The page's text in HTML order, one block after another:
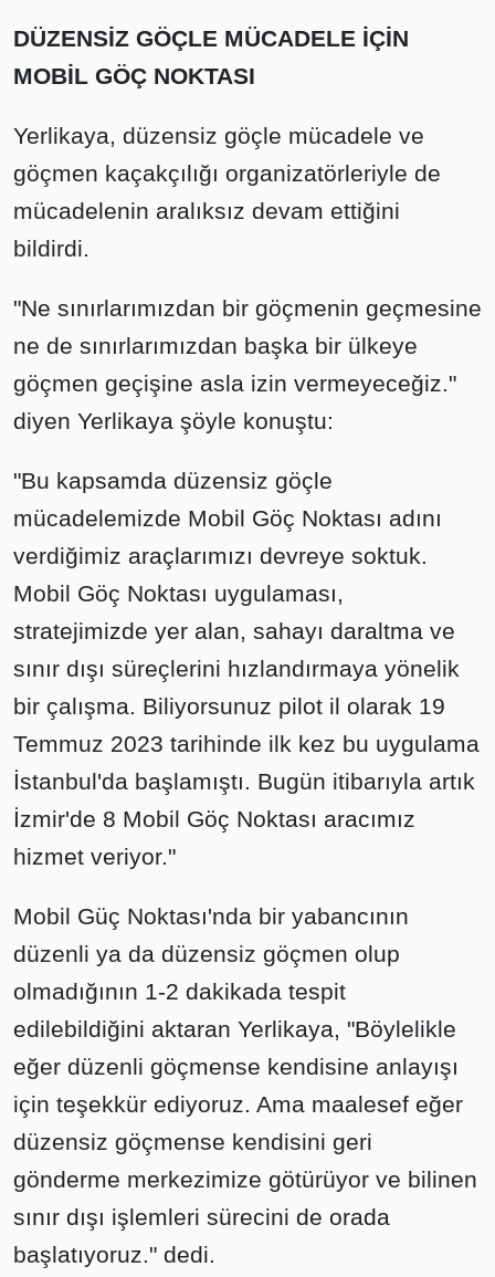
DÜZENSİZ GÖÇLE MÜCADELE İÇİN
MOBİL GÖÇ NOKTASI
Yerlikaya, düzensiz göçle mücadele ve
göçmen kaçakçılığı organizatörleriyle de
mücadelenin aralıksız devam ettiğini
bildirdi.
"Ne sınırlarımızdan bir göçmenin geçmesine
ne de sınırlarımızdan başka bir ülkeye
göçmen geçişine asla izin vermeyeceğiz."
diyen Yerlikaya şöyle konuştu:
"Bu kapsamda düzensiz göçle
mücadelemizde Mobil Göç Noktası adını
verdiğimiz araçlarımızı devreye soktuk.
Mobil Göç Noktası uygulaması,
stratejimizde yer alan, sahayı daraltma ve
sınır dışı süreçlerini hızlandırmaya yönelik
bir çalışma. Biliyorsunuz pilot il olarak 19
Temmuz 2023 tarihinde ilk kez bu uygulama
İstanbul'da başlamıştı. Bugün itibarıyla artık
İzmir'de 8 Mobil Göç Noktası aracımız
hizmet veriyor."
Mobil Güç Noktası'nda bir yabancının
düzenli ya da düzensiz göçmen olup
olmadığının 1-2 dakikada tespit
edilebildiğini aktaran Yerlikaya, "Böylelikle
eğer düzenli göçmense kendisine anlayışı
için teşekkür ediyoruz. Ama maalesef eğer
düzensiz göçmense kendisini geri
gönderme merkezimize götürüyor ve bilinen
sınır dışı işlemleri sürecini de orada
başlatıyoruz." dedi.